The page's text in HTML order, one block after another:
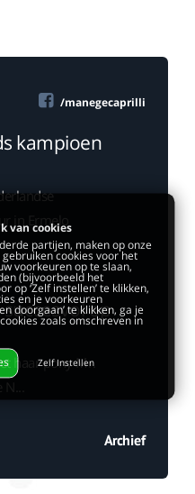
/manegecaprilli
kampioen
in Ermelo
op
haar pony Mr.
Archief
van cookies
partijen, maken op onze
cookies voor het
voorkeuren op te slaan,
(bijvoorbeeld het
op ‘Zelf instellen’ te klikken,
en je voorkeuren
doorgaan’ te klikken, ga je
zoals omschreven in
Zelf Instellen